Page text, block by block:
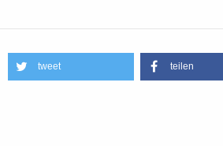
tweet teilen